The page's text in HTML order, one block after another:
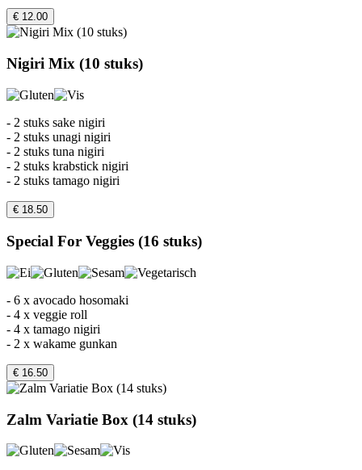
€ 12.00
Nigiri Mix (10 stuks)
- 2 stuks sake nigiri
- 2 stuks unagi nigiri
- 2 stuks tuna nigiri
- 2 stuks krabstick nigiri
- 2 stuks tamago nigiri
€ 18.50
Special For Veggies (16 stuks)
- 6 x avocado hosomaki
- 4 x veggie roll
- 4 x tamago nigiri
- 2 x wakame gunkan
€ 16.50
Zalm Variatie Box (14 stuks)